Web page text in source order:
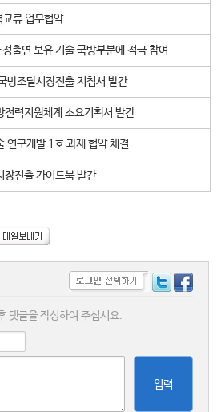
류 업무협약
출연 보유 기술 국방부분에 적극 참여
방조달시장진출 지침서 발간
력지원체계 소요기획서 발간
연구개발 1호 과제 협약 체결
장진출 가이드북 발간
댓글을 작성하여 주십시요.
입력